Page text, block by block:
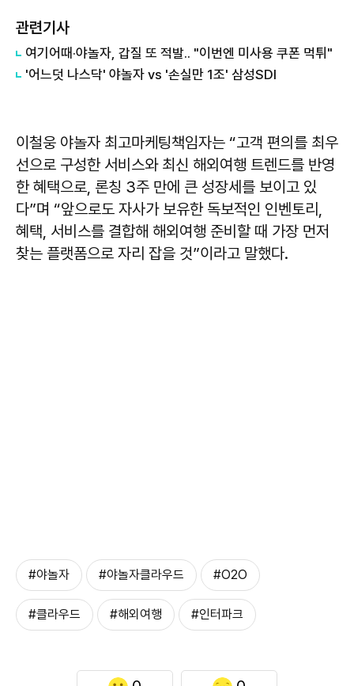
관련기사
여기어때·야놀자, 갑질 또 적발.. "이번엔 미사용 쿠폰 먹튀"
'어느덧 나스닥' 야놀자 vs '손실만 1조' 삼성SDI
이철웅 야놀자 최고마케팅책임자는 “고객 편의를 최우
선으로 구성한 서비스와 최신 해외여행 트렌드를 반영
한 혜택으로, 론칭 3주 만에 큰 성장세를 보이고 있
다”며 “앞으로도 자사가 보유한 독보적인 인벤토리,
혜택, 서비스를 결합해 해외여행 준비할 때 가장 먼저
찾는 플랫폼으로 자리 잡을 것”이라고 말했다.
#야놀자 #야놀자클라우드 #O2O
#클라우드 #해외여행 #인터파크